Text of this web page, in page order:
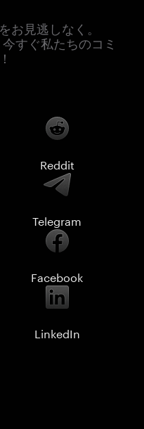
お見逃しなく。
すぐ私たちのコミ
Reddit
Telegram
Facebook
LinkedIn